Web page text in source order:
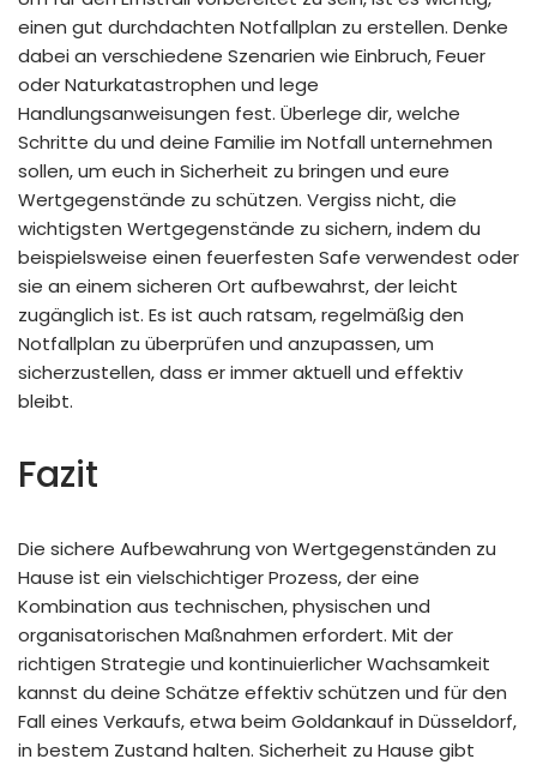
einen gut durchdachten Notfallplan zu erstellen. Denke
dabei an verschiedene Szenarien wie Einbruch, Feuer
oder Naturkatastrophen und lege
Handlungsanweisungen fest. Überlege dir, welche
Schritte du und deine Familie im Notfall unternehmen
sollen, um euch in Sicherheit zu bringen und eure
Wertgegenstände zu schützen. Vergiss nicht, die
wichtigsten Wertgegenstände zu sichern, indem du
beispielsweise einen feuerfesten Safe verwendest oder
sie an einem sicheren Ort aufbewahrst, der leicht
zugänglich ist. Es ist auch ratsam, regelmäßig den
Notfallplan zu überprüfen und anzupassen, um
sicherzustellen, dass er immer aktuell und effektiv
bleibt.
Fazit
Die sichere Aufbewahrung von Wertgegenständen zu
Hause ist ein vielschichtiger Prozess, der eine
Kombination aus technischen, physischen und
organisatorischen Maßnahmen erfordert. Mit der
richtigen Strategie und kontinuierlicher Wachsamkeit
kannst du deine Schätze effektiv schützen und für den
Fall eines Verkaufs, etwa beim Goldankauf in Düsseldorf,
in bestem Zustand halten. Sicherheit zu Hause gibt